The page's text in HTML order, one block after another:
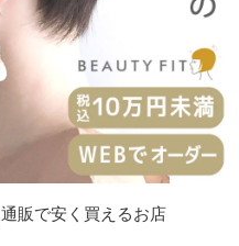
販で安く買えるお店